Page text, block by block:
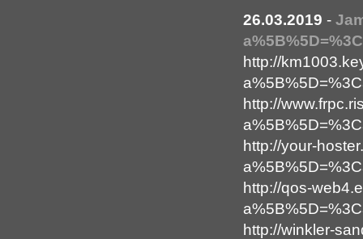
26.03.2019 -
http://
http://
http://your-
http://qos-
http://winkler-